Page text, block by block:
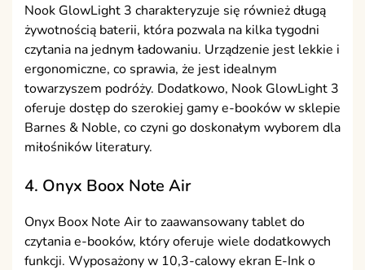
Nook GlowLight 3 charakteryzuje się również długą
żywotnością baterii, która pozwala na kilka tygodni
czytania na jednym ładowaniu. Urządzenie jest lekkie i
ergonomiczne, co sprawia, że jest idealnym
towarzyszem podróży. Dodatkowo, Nook GlowLight 3
oferuje dostęp do szerokiej gamy e-booków w sklepie
Barnes & Noble, co czyni go doskonałym wyborem dla
miłośników literatury.
4. Onyx Boox Note Air
Onyx Boox Note Air to zaawansowany tablet do
czytania e-booków, który oferuje wiele dodatkowych
funkcji. Wyposażony w 10,3-calowy ekran E-Ink o